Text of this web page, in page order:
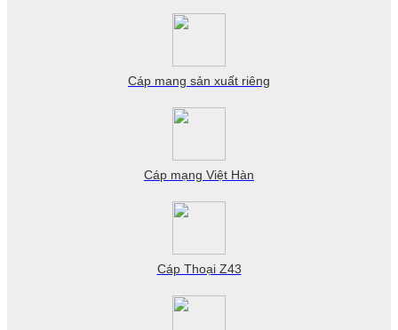
Cáp mang sản xuất riêng
Cáp mạng Việt Hàn
Cáp Thoại Z43